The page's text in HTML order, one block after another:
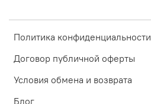
Политика конфиденциальности
Договор публичной оферты
Условия обмена и возврата
Блог